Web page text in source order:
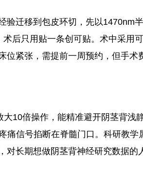
验迁移到包皮环切，先以1470nm
后只用贴一条创可贴。术中采用
位紧张，需提前一周预约，但手术
大10倍操作，能精准避开阴茎背浅
痛信号掐断在脊髓门口。科研教
长期想做阴茎背神经研究数据的